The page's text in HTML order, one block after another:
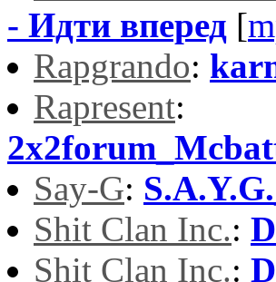
- Идти вперед [
Rapgrando:
Rapresent:
Say-G:
Shit Clan Inc.:
Shit Clan Inc.: